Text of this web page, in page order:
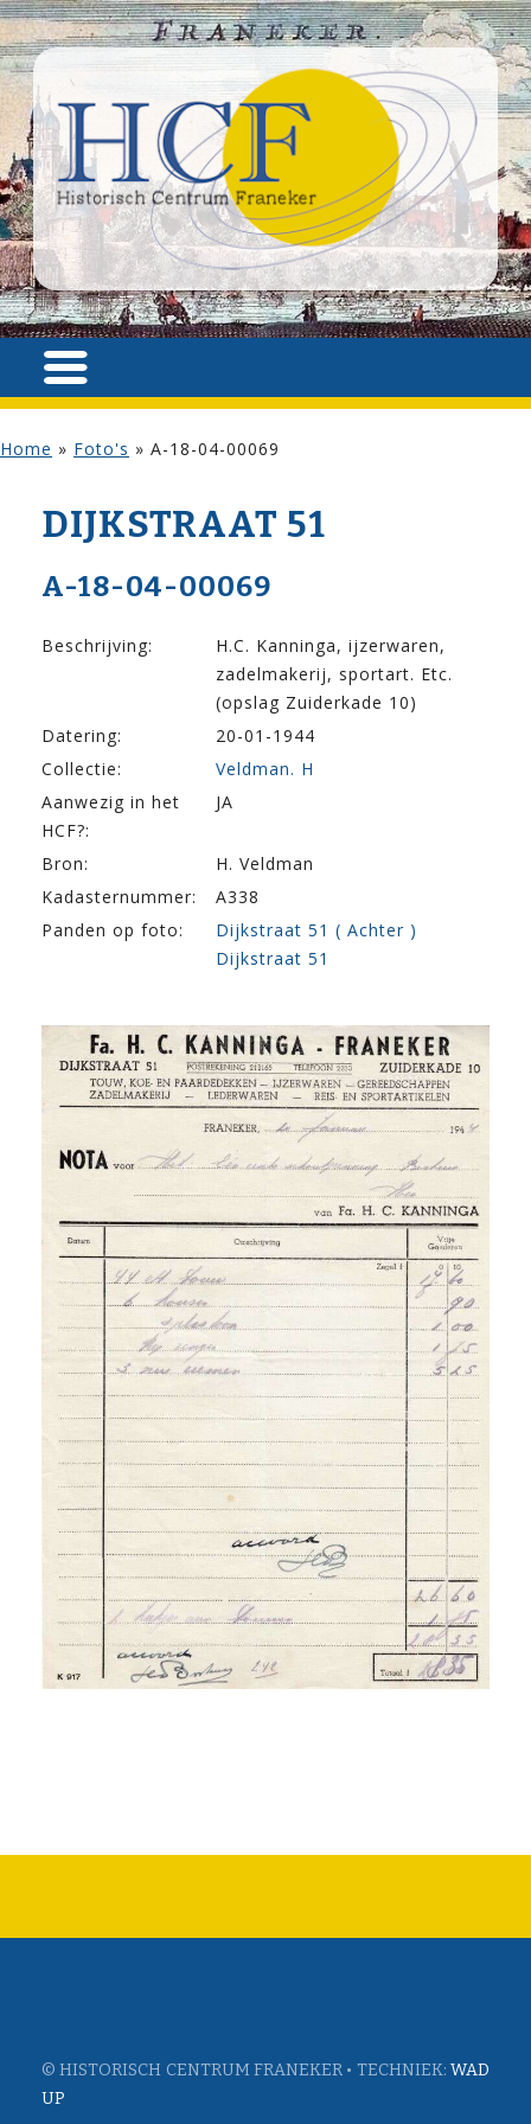
Home » Foto's » A-18-04-00069
DIJK­STRAAT 51
A-18-04-00069
Beschrijving:
H.C. Kanninga, ijzerwaren,
zadelmakerij, sportart. Etc.
(opslag Zuiderkade 10)
Datering:
20-01-1944
Collectie:
Veldman. H
Aanwezig in het
HCF?:
JA
Bron:
H. Veldman
Kadasternummer:
A338
Panden op foto:
Dijkstraat 51 ( Achter )
Dijkstraat 51
© HISTORISCH CENTRUM FRANEKER • TECHNIEK: WAD
UP